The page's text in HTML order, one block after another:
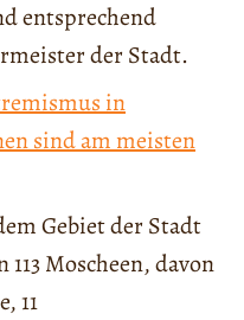
entsprechend
der Stadt.
in
sind am meisten
Gebiet der Stadt
Moscheen, davon
11